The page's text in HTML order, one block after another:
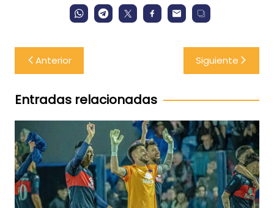
Navegación
de
entradas
Anterior Siguiente
Entradas relacionadas